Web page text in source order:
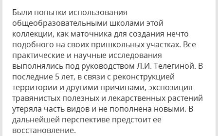
Были попытки использования
общеобразовательными школами этой
коллекции, как маточника для создания нечто
подобного на своих пришкольных участках. Все
практические и научные исследования
выполнялись под руководством Л.И. Телегиной. В
последние 5 лет, в связи с реконструкцией
территории и другими причинами, экспозиция
травянистых полезных и лекарственных растений
утеряла часть видов и не пополнена новыми. В
дальнейшей перспективе предстоит ее
восстановление.